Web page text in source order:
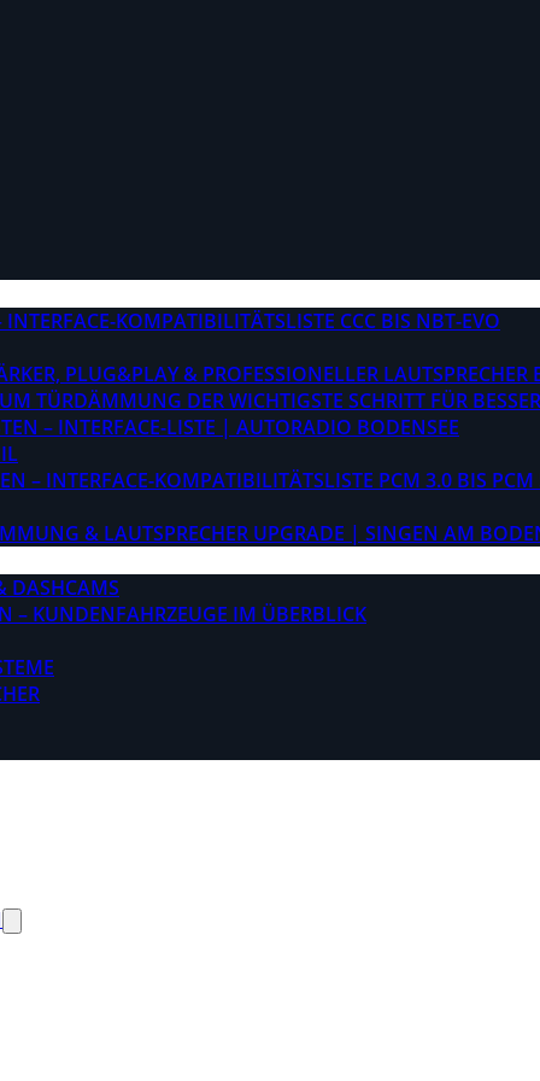
KOMPATIBILITÄTSLISTE CCC BIS NBT-EVO
PLUG&PLAY & PROFESSIONELLER LAUTSPRECHER
TÜRDÄMMUNG DER WICHTIGSTE SCHRITT FÜR
– INTERFACE-LISTE | AUTORADIO BODENSEE
– INTERFACE-KOMPATIBILITÄTSLISTE PCM 3.0 BIS PCM
& LAUTSPRECHER UPGRADE | SINGEN AM
DASHCAMS
– KUNDENFAHRZEUGE IM ÜBERBLICK